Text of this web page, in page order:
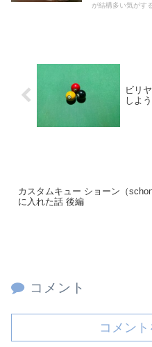
が結構多い気がす
ビリ
しよう
カスタムキュー ショーン（
に入れた話 後編
コメント
コメン